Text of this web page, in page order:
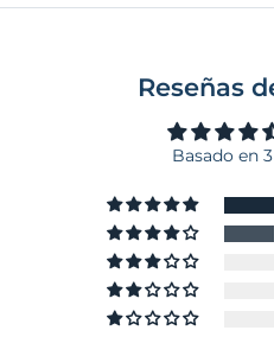
Reseñas
Basado en